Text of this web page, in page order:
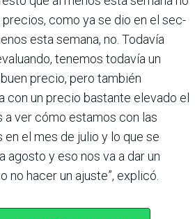
como ya se dio en el sec­
esta semana, no. Todavía
tenemos todavía un
precio, pero también
con un precio bastante elevado el
a ver cómo estamos con las
el mes de julio y lo que se
agosto y eso nos va a dar un
no hacer un ajuste”, explicó.